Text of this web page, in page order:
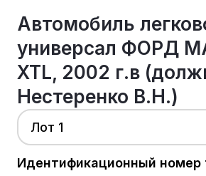
Автомобиль
универсал ФОРД
XTL, 2002 г.в
Нестеренко В.Н.)
Лот 1
Идентификационный номер